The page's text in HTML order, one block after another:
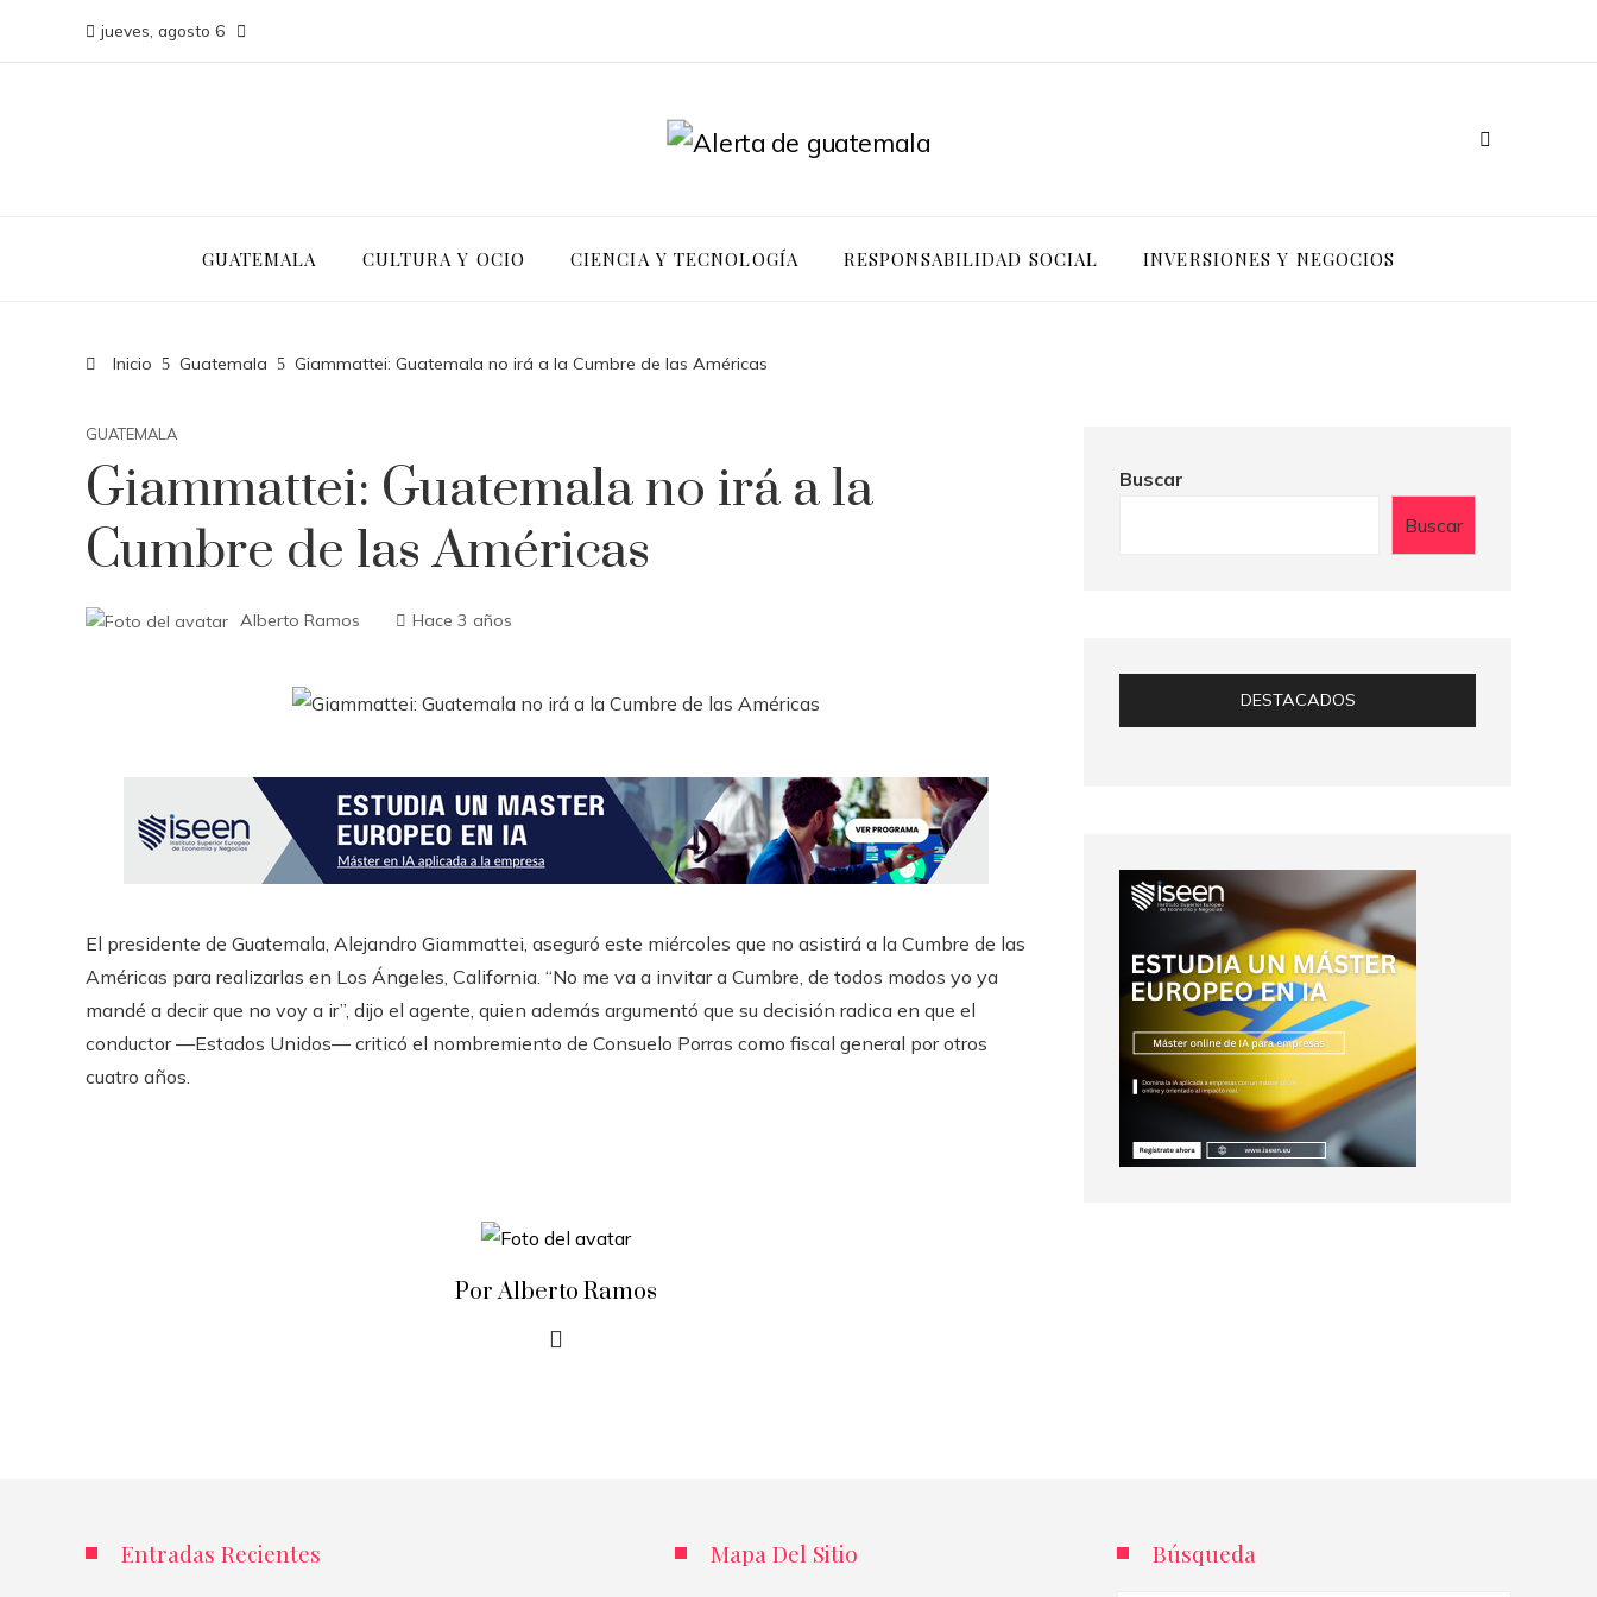
jueves, agosto 6
GUATEMALA CULTURA Y OCIO CIENCIA Y TECNOLOGÍA RESPONSABILIDAD SOCIAL INVERSIONES Y NEGOCIOS
Inicio Guatemala Giammattei: Guatemala no irá a la Cumbre de las Américas
GUATEMALA
Giammattei: Guatemala no irá a la
Cumbre de las Américas
Alberto Ramos Hace 3 años
El presidente de Guatemala, Alejandro Giammattei, aseguró este miércoles que no asistirá a la Cumbre de las
Américas para realizarlas en Los Ángeles, California. “No me va a invitar a Cumbre, de todos modos yo ya
mandé a decir que no voy a ir”, dijo el agente, quien además argumentó que su decisión radica en que el
conductor —Estados Unidos— criticó el nombremiento de Consuelo Porras como fiscal general por otros
cuatro años.
Por Alberto Ramos
Buscar
Buscar
DESTACADOS
Entradas Recientes Mapa Del Sitio Búsqueda